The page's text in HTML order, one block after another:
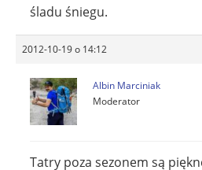
śladu śniegu.
2012-10-19 o 14:12
Albin Marciniak
Moderator
Tatry poza sezonem są